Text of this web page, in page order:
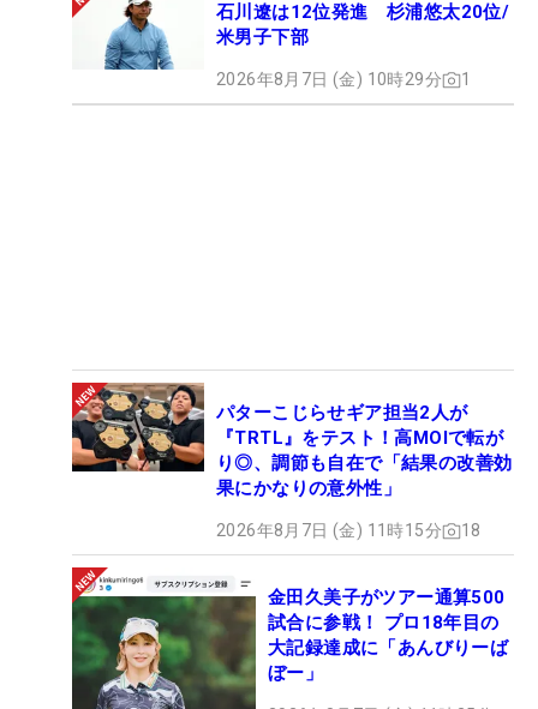
石川遼は12位発進 杉浦悠太20位/
米男子下部
2026年8月7日 (金) 10時29分 1
パターこじらせギア担当2人が
『TRTL』をテスト！高MOIで転が
り◎、調節も自在で「結果の改善効
果にかなりの意外性」
2026年8月7日 (金) 11時15分 18
金田久美子がツアー通算500
試合に参戦！ プロ18年目の
大記録達成に「あんびりーば
ぼー」